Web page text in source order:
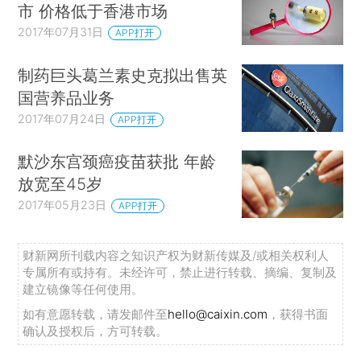
市 价格低于香港市场
2017年07月31日 APP打开
制药巨头葛兰素史克拟出售英
国营养品业务
2017年07月24日 APP打开
默沙东宫颈癌疫苗获批 年龄
放宽至45岁
2017年05月23日 APP打开
财新网所刊载内容之知识产权为财新传媒及/或相关权利人
专属所有或持有。未经许可，禁止进行转载、摘编、复制及
建立镜像等任何使用。
如有意愿转载，请发邮件至hello@caixin.com ，获得书面
确认及授权后，方可转载。